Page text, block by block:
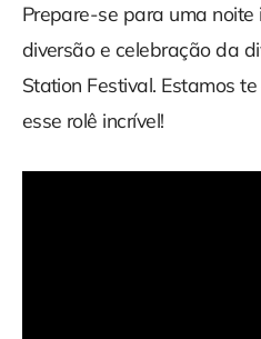
Prepare-se para uma noite
diversão e celebração da
Station Festival. Estamos
esse rolê incrível!